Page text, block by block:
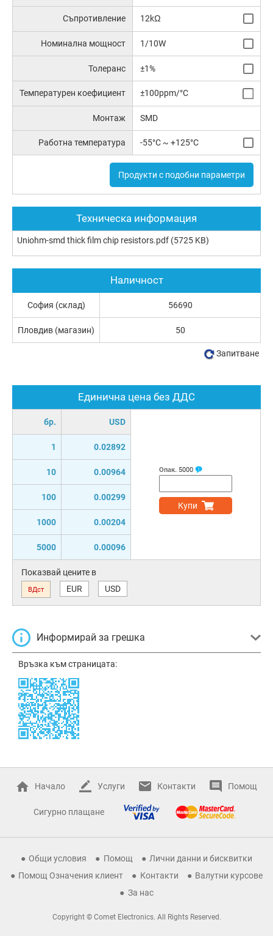
Съпротивление 12kΩ
Номинална мощност 1/10W
Толеранс ±1%
Температурен коефициент ±100ppm/°C
Монтаж SMD
Работна температура -55°C ~ +125°C
Продукти с подобни параметри
Техническа информация
Uniohm-smd thick film chip resistors.pdf (5725 KB)
Единична цена без ДДС
бр. USD
1 0.02892
10 0.00964
100 0.00299
1000 0.00204
5000 0.00096
Опак. 5000
Купи
Показвай цените в
ВДст EUR USD
Информирай за грешка
Връзка към страницата:
Наличност
София (склад) 56690
Пловдив (магазин) 50
Запитване
Начало Услуги Контакти Помощ
Сигурно плащане
Общи условия Помощ
Лични данни и бисквитки
Помощ Означения клиент
Контакти
Валутни курсове
За нас
Copyright © Comet Electronics. All Rights Reserved.